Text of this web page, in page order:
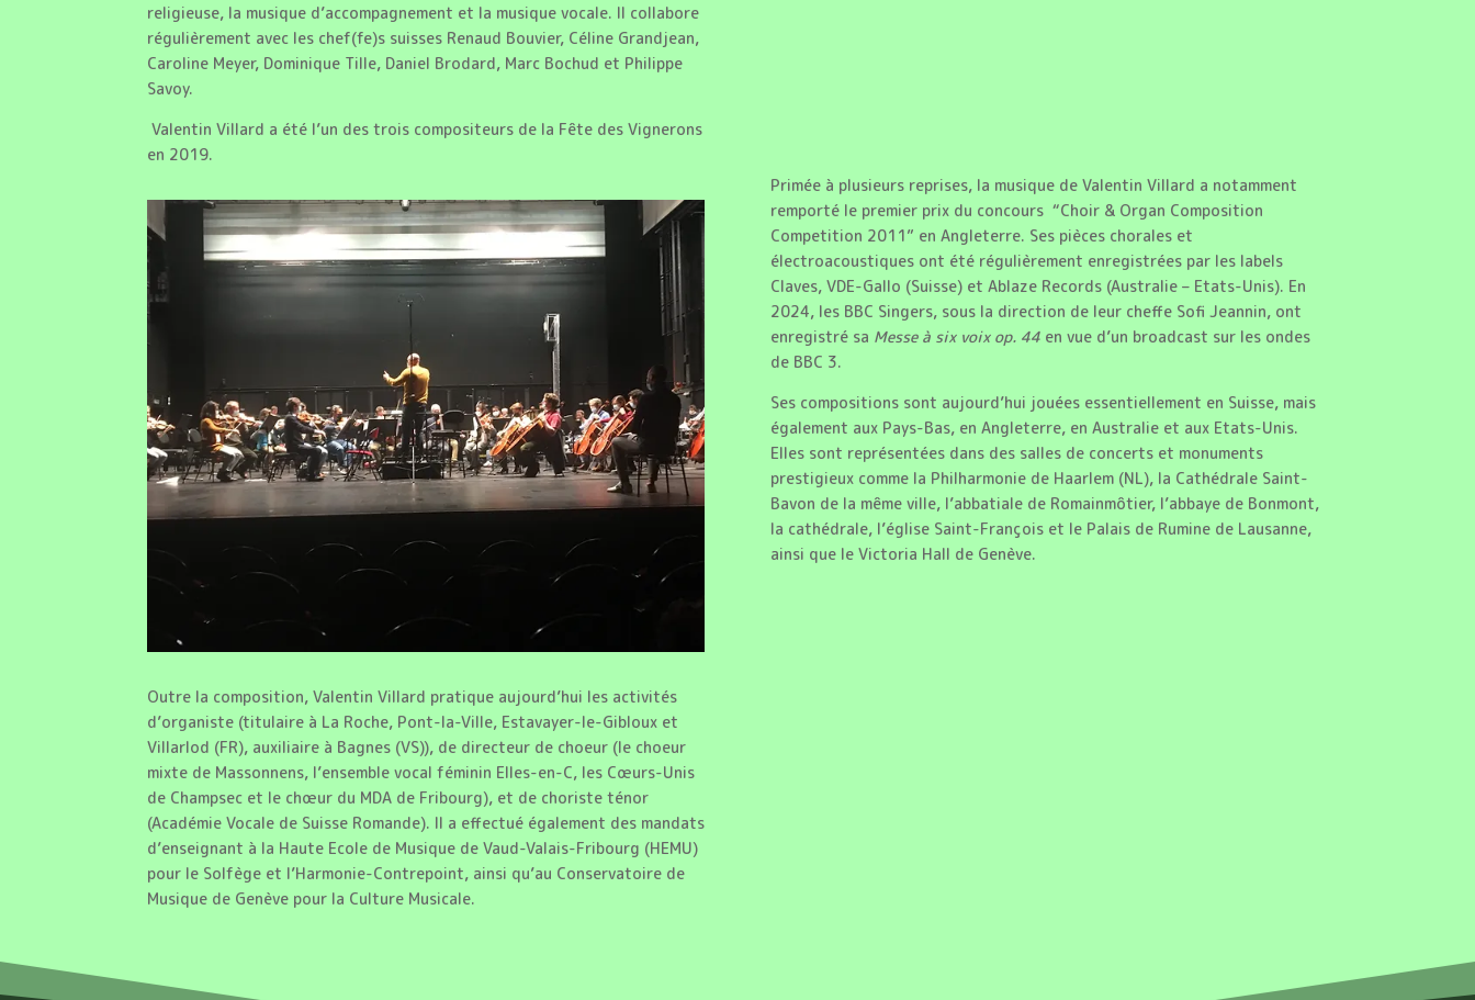
religieuse, la musique d’accompagnement et la musique vocale. Il collabore
régulièrement avec les chef(fe)s suisses Renaud Bouvier, Céline Grandjean,
Caroline Meyer, Dominique Tille, Daniel Brodard, Marc Bochud et Philippe
Savoy.
Valentin Villard a été l’un des trois compositeurs de la Fête des Vignerons
en 2019.
Outre la composition, Valentin Villard pratique aujourd’hui les activités
d’organiste (titulaire à La Roche, Pont-la-Ville, Estavayer-le-Gibloux et
Villarlod (FR), auxiliaire à Bagnes (VS)), de directeur de choeur (le choeur
mixte de Massonnens, l’ensemble vocal féminin Elles-en-C, les Cœurs-Unis
de Champsec et le chœur du MDA de Fribourg), et de choriste ténor
(Académie Vocale de Suisse Romande). Il a effectué également des mandats
d’enseignant à la Haute Ecole de Musique de Vaud-Valais-Fribourg (HEMU)
pour le Solfège et l’Harmonie-Contrepoint, ainsi qu’au Conservatoire de
Musique de Genève pour la Culture Musicale.
Primée à plusieurs reprises, la musique de Valentin Villard a notamment
remporté le premier prix du concours “Choir & Organ Composition
Competition 2011” en Angleterre. Ses pièces chorales et
électroacoustiques ont été régulièrement enregistrées par les labels
Claves, VDE-Gallo (Suisse) et Ablaze Records (Australie – Etats-Unis). En
2024, les BBC Singers, sous la direction de leur cheffe Sofi Jeannin, ont
enregistré sa Messe à six voix op. 44en vue d’un broadcast sur les ondes
de BBC 3.
Ses compositions sont aujourd’hui jouées essentiellement en Suisse, mais
également aux Pays-Bas, en Angleterre, en Australie et aux Etats-Unis.
Elles sont représentées dans des salles de concerts et monuments
prestigieux comme la Philharmonie de Haarlem (NL), la Cathédrale Saint-
Bavon de la même ville, l’abbatiale de Romainmôtier, l’abbaye de Bonmont,
la cathédrale, l’église Saint-François et le Palais de Rumine de Lausanne,
ainsi que le Victoria Hall de Genève.